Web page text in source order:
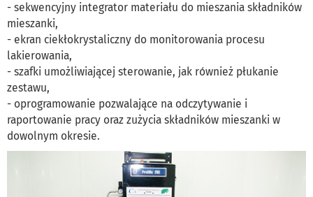
- sekwencyjny integrator materiału do mieszania składników
mieszanki,
- ekran ciekłokrystaliczny do monitorowania procesu
lakierowania,
- szafki umożliwiającej sterowanie, jak również płukanie
zestawu,
- oprogramowanie pozwalające na odczytywanie i
raportowanie pracy oraz zużycia składników mieszanki w
dowolnym okresie.